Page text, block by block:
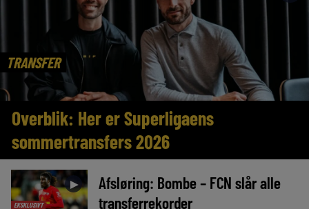
TRANSFER
Overblik: Her er Superligaens
sommertransfers 2026
EKSKLUSIVT
►
Afsløring: Bombe – FCN slår alle
transferrekorder